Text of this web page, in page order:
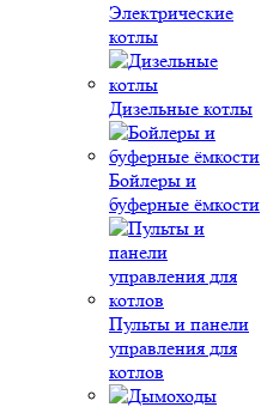
Электрические
котлы
Дизельные котлы
Бойлеры и
буферные ёмкости
Пульты и панели
управления для
котлов